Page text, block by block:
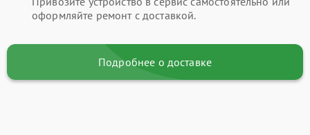
оформляйте ремонт с доставкой.
Подробнее о доставке